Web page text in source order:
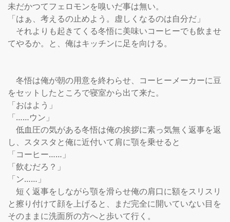
未だかつてフェロモンを嗅いだ事は無い。
「はぁ、考えるの止めよう。虚しくなるのは自分だ」
それよりも起きてくる冬悟に美味いコーヒーでも飲ませ
てやるか。と、俺はキッチンに足を向ける。
冬悟は俺が朝の用意を終わらせ、コーヒーメーカーに豆
をセットしたところで寝室から出て来た。
「おはよう」
「……ウン」
低血圧の気がある冬悟は俺の挨拶に素っ気無く返事を返
し、スタスタと俺に近付いて肩に顎を乗せると
「コーヒー……」
「飲むだろ？」
「ン……」
短く返事をしながら顎を滑らせ俺の肩口に額をスリスリ
と擦り付けて顔を上げると、まだ完全に開いていない目を
そのままに洗面所の方へと歩いて行く。